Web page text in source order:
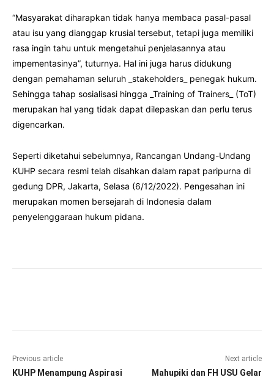
“Masyarakat diharapkan tidak hanya membaca pasal-pasal
atau isu yang dianggap krusial tersebut, tetapi juga memiliki
rasa ingin tahu untuk mengetahui penjelasannya atau
impementasinya”, tuturnya. Hal ini juga harus didukung
dengan pemahaman seluruh _stakeholders_ penegak hukum.
Sehingga tahap sosialisasi hingga _Training of Trainers_ (ToT)
merupakan hal yang tidak dapat dilepaskan dan perlu terus
digencarkan.
Seperti diketahui sebelumnya, Rancangan Undang-Undang
KUHP secara resmi telah disahkan dalam rapat paripurna di
gedung DPR, Jakarta, Selasa (6/12/2022). Pengesahan ini
merupakan momen bersejarah di Indonesia dalam
penyelenggaraan hukum pidana.
Previous article
KUHP Menampung Aspirasi
Next article
Mahupiki dan FH USU Gelar